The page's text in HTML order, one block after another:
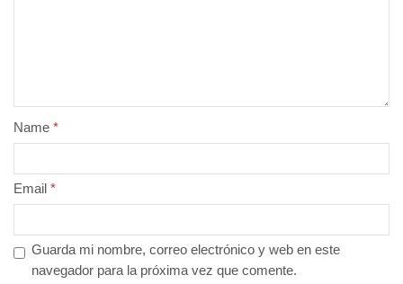
Name *
Email *
Guarda mi nombre, correo electrónico y web en este
navegador para la próxima vez que comente.